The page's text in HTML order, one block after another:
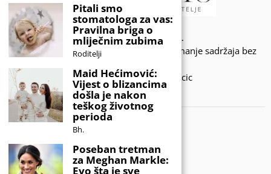
© 2020 - KIDSINFO.BA.
Sva prava zadržana. Zabranjeno preuzimanje sadržaja bez
Developed by Amar SIjercic
IZAŠAO JE NOVI MAGAZIN!
Pitali smo
stomatologa za vas:
Pravilna briga o
mliječnim zubima
Roditelji
Maid Hećimović:
Vijest o blizancima
došla je nakon
teškog životnog
perioda
Bh.
Poseban tretman
za Meghan Markle:
Evo šta je sve